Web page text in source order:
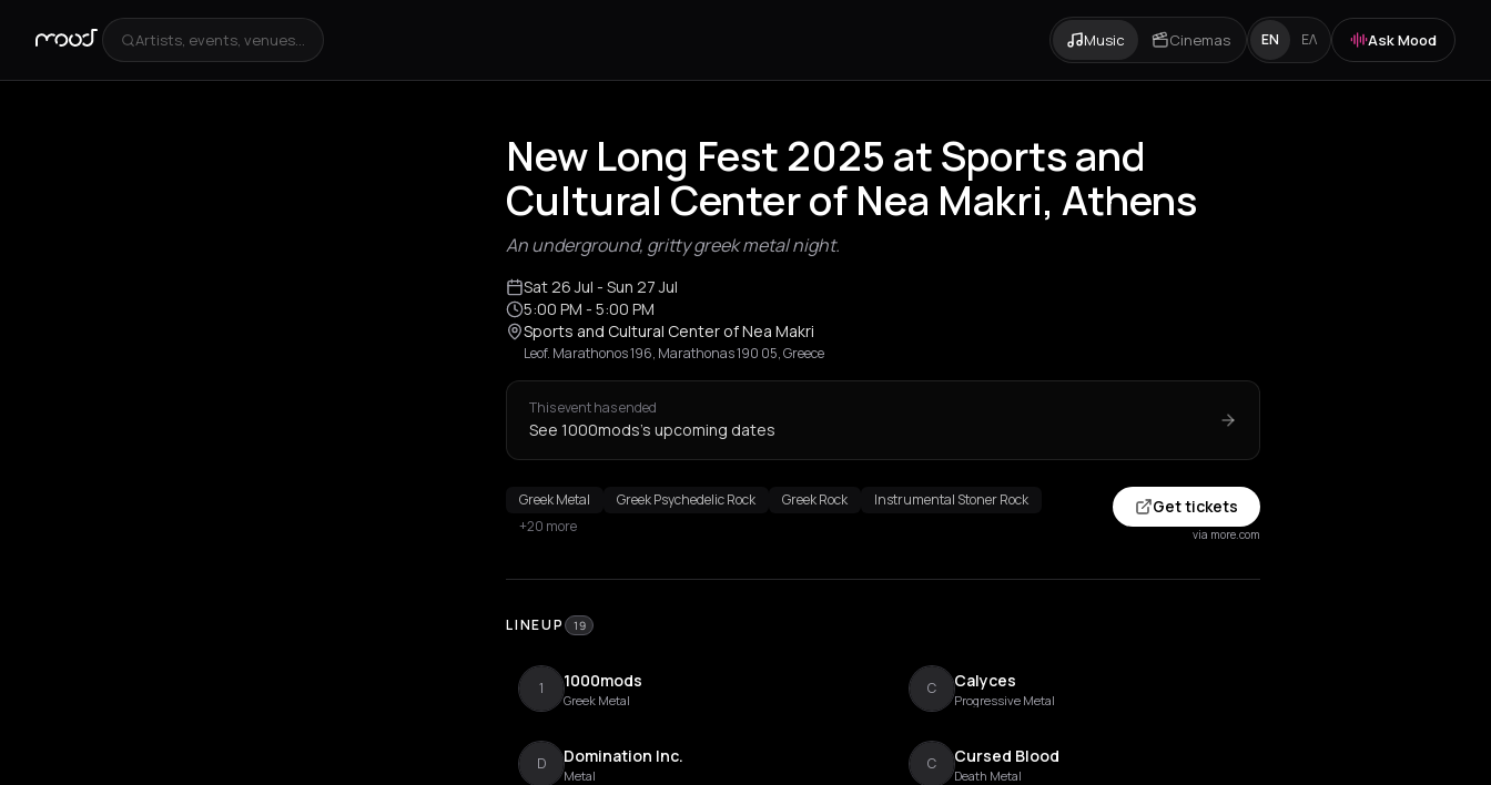
Artists, events, venues... Music Cinemas EN ΕΛ Ask Mood
New Long Fest 2025 at Sports and
Cultural Center of Nea Makri, Athens
An underground, gritty greek metal night.
Sat 26 Jul - Sun 27 Jul
5:00 PM - 5:00 PM
Sports and Cultural Center of Nea Makri
Leof. Marathonos 196, Marathonas 190 05, Greece
This event has ended
See 1000mods's upcoming dates
Greek Metal Greek Psychedelic Rock Greek Rock
Instrumental Stoner Rock
+20 more
Get tickets
via more.com
LINEUP 19
1 1000mods
Greek Metal
C Calyces
Progressive Metal
D Domination Inc.
Metal
C Cursed Blood
Death Metal